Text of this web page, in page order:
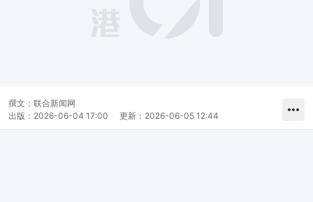
撰文： 联合新闻网
出版： 2026-06-04 17:00 更新： 2026-06-05 12:44